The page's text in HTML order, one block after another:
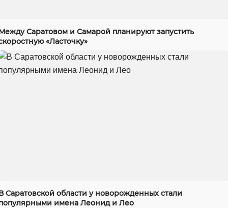
Саратовом и Самарой планируют запустить
«Ласточку»
Саратовской области у новорожденных стали
имена Леонид и Лео